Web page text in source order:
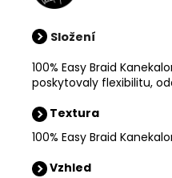
Složení
100% Easy Braid
poskytovaly flexibilitu,
Textura
100% Easy Braid
Vzhled